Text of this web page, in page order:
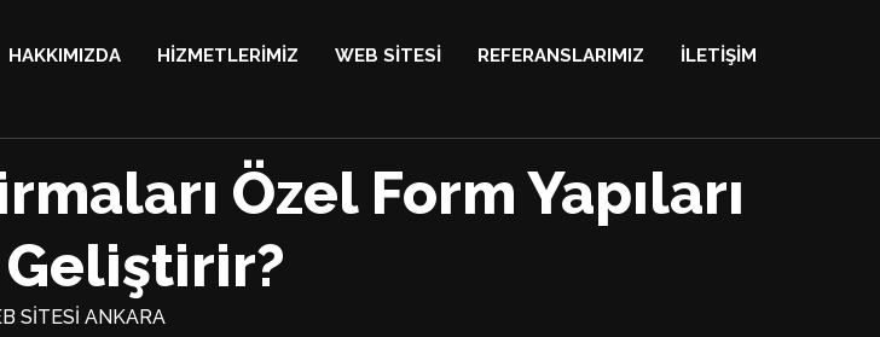
HAKKIMIZDA HİZMETLERİMİZ WEB SİTESİ REFERANSLARIMIZ İLETİŞİM
Özel Form Yapıları
Geliştirir?
SİTESİ ANKARA